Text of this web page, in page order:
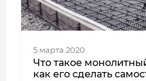
5 марта 2020
Что такое
как его сделать